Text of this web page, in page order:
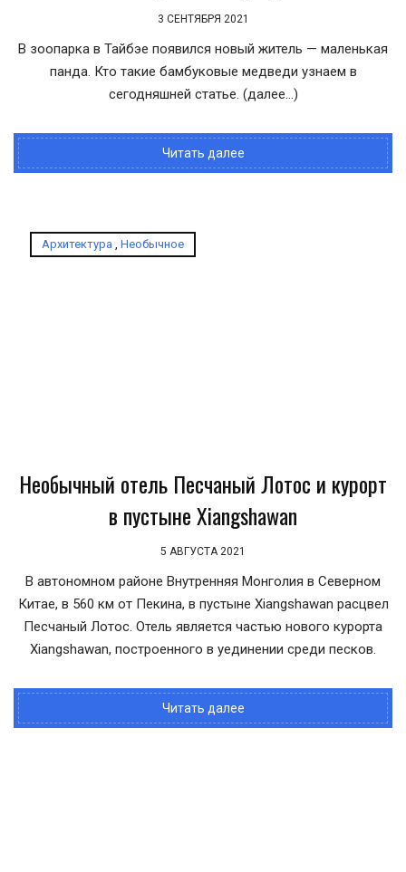
3 СЕНТЯБРЯ 2021
В зоопарка в Тайбэе появился новый житель — маленькая
панда. Кто такие бамбуковые медведи узнаем в
сегодняшней статье. (далее…)
Читать далее
Архитектура Необычное
Необычный отель Песчаный Лотос и курорт
в пустыне Xiangshawan
5 АВГУСТА 2021
В автономном районе Внутренняя Монголия в Северном
Китае, в 560 км от Пекина, в пустыне Xiangshawan расцвел
Песчаный Лотос. Отель является частью нового курорта
Xiangshawan, построенного в уединении среди песков.
Читать далее